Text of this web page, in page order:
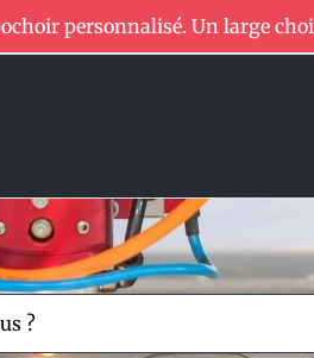
personnalisé. Un large